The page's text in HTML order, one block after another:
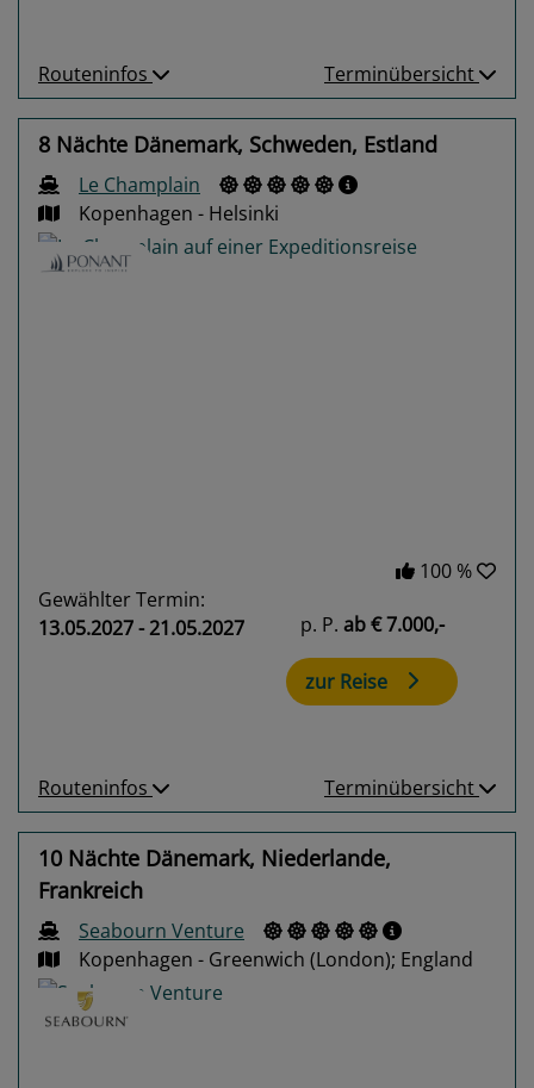
Routeninfos Terminübersicht
8 Nächte Dänemark, Schweden, Estland
Le Champlain
Kopenhagen - Helsinki
100 %
Gewählter Termin:
13.05.2027 - 21.05.2027
p. P. ab€ 7.000,-
zur Reise
Routeninfos Terminübersicht
10 Nächte Dänemark, Niederlande,
Frankreich
Seabourn Venture
Kopenhagen - Greenwich (London); England